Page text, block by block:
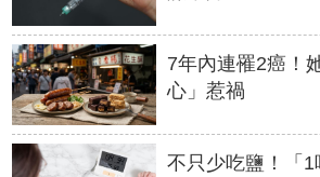
7年內連罹2癌！
心」惹禍
不只少吃鹽！「1